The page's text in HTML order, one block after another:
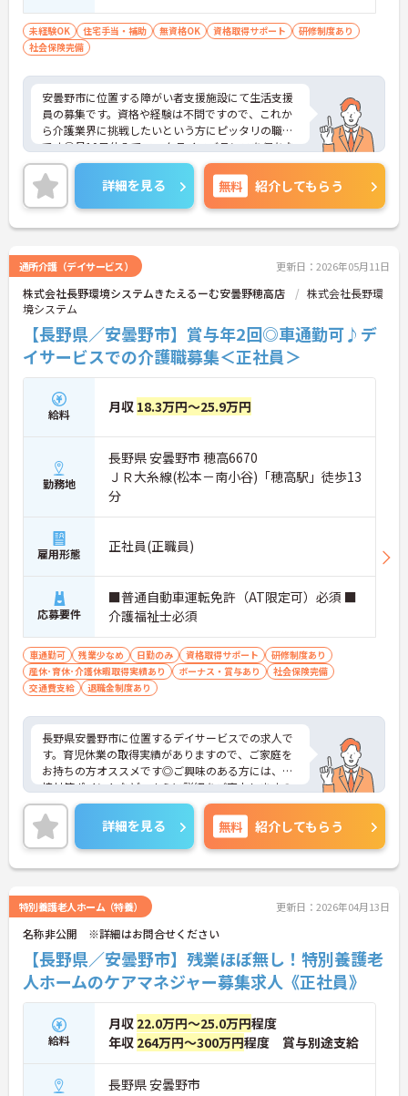
未経験OK 住宅手当・補助 無資格OK 資格取得サポート
研修制度あり
社会保険完備
安曇野市に位置する障がい者支援施設にて生活支援
員の募集です。資格や経験は不問ですので、これか
ら介護業界に挑戦したいという方にピッタリの職場
です◎月10日休みでワークライフバランスを保ちな
がらお仕事ができます♪ご興味ある方は面接ポイン
トをお伝えしますので、お気軽にご連絡ください。
詳細を見る 無料 紹介してもらう
通所介護（デイサービス） 更新日：2026年05月11日
株式会社長野環境システムきたえるーむ安曇野穂高店
株式会社長野環
境システム
【長野県／安曇野市】賞与年2回◎車通勤可♪デ
イサービスでの介護職募集＜正社員＞
給料 月収 18.3万円～25.9万円
勤務地
長野県 安曇野市 穂高6670
ＪＲ大糸線(松本－南小谷)「穂高駅」徒歩13
分
雇用形態 正社員(正職員)
応募要件
■普通自動車運転免許（AT限定可）必須 ■
介護福祉士必須
車通勤可 残業少なめ 日勤のみ 資格取得サポート
研修制度あり
産休･育休･介護休暇取得実績あり
ボーナス・賞与あり
社会保険完備
交通費支給
退職金制度あり
長野県安曇野市に位置するデイサービスでの求人で
す。育児休業の取得実績がありますので、ご家庭を
お持ちの方オススメです◎ご興味のある方には、面
接対策ポイントなど、さらに詳細をご案内しますの
でお気軽にご相談ください！
詳細を見る 無料 紹介してもらう
特別養護老人ホーム（特養） 更新日：2026年04月13日
名称非公開 ※詳細はお問合せください
【長野県／安曇野市】残業ほぼ無し！特別養護老
人ホームのケアマネジャー募集求人《正社員》
給料
月収 22.0万円～25.0万円程度
年収 264万円～300万円程度 賞与別途支給
長野県 安曇野市